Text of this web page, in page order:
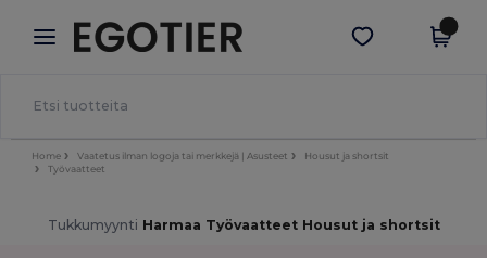
× Egotier-sovellus
Paremmat hinnat appissa!
Hae sovellus
Home Vaatetus ilman logoja tai merkkejä | Asusteet
Housut ja shortsit
Työvaatteet
Tukkumyynti Harmaa Työvaatteet Housut ja shortsit